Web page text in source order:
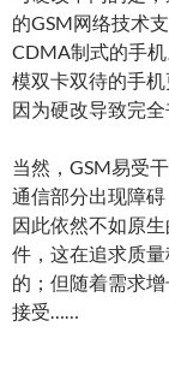
的GSM网络技术
CDMA制式的手
模双卡双待的手
因为硬改导致完
当然，GSM易受
通信部分出现障
因此依然不如原
件，这在追求质
的；但随着需求
接受……